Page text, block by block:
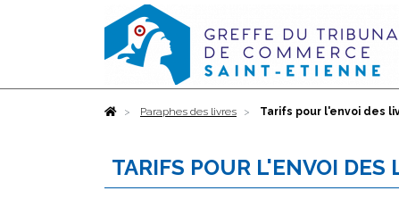
AccueilParaphes des livres Tarifs pour l'envoi des
TARIFS POUR L'ENVOI DES